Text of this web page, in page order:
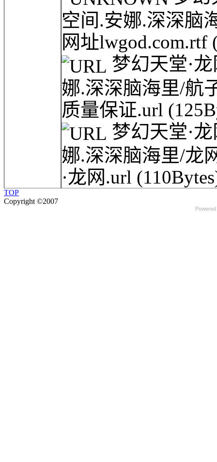
空间.安娜.深深脑
网址lwgod.com.rtf
梦幻天堂·
娜.深深脑海里/航
质量保证.url
梦幻天堂·
娜.深深脑海里/龙
·龙网.url
TOP
Copyright ©2007